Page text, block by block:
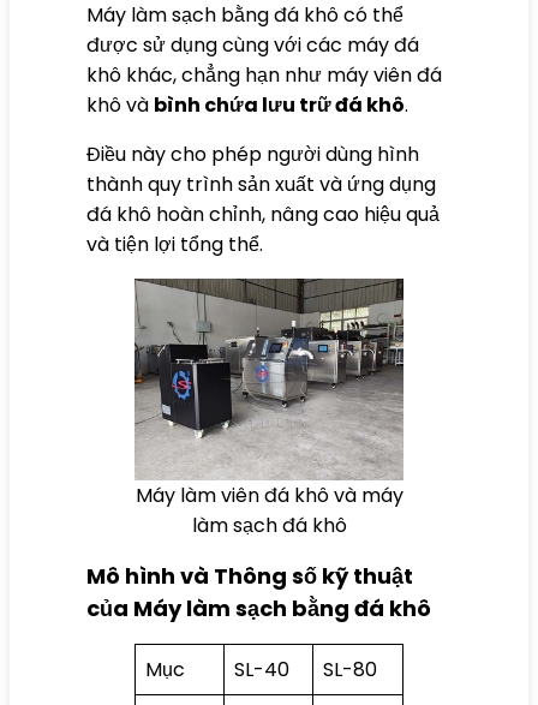
Máy làm sạch bằng đá khô có thể
được sử dụng cùng với các máy đá
khô khác, chẳng hạn như máy viên đá
khô và bình chứa lưu trữ đá khô.
Điều này cho phép người dùng hình
thành quy trình sản xuất và ứng dụng
đá khô hoàn chỉnh, nâng cao hiệu quả
và tiện lợi tổng thể.
Máy làm viên đá khô và máy
làm sạch đá khô
Mô hình và Thông số kỹ thuật
của Máy làm sạch bằng đá khô
Mục SL-40
SL-80